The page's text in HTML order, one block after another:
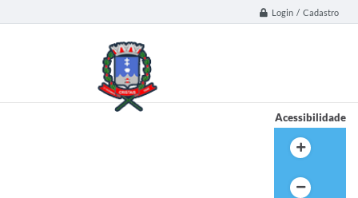
Login / Cadastro
Acessibilidade